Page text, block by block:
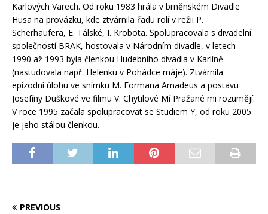
Karlových Varech. Od roku 1983 hrála v brněnském Divadle
Husa na provázku, kde ztvárnila řadu rolí v režii P.
Scherhaufera, E. Tálské, I. Krobota. Spolupracovala s divadelní
společností BRAK, hostovala v Národním divadle, v letech
1990 až 1993 byla členkou Hudebního divadla v Karlíně
(nastudovala např. Helenku v Pohádce máje). Ztvárnila
epizodní úlohu ve snímku M. Formana Amadeus a postavu
Josefíny Duškové ve filmu V. Chytilové Mí Pražané mi rozumějí.
V roce 1995 začala spolupracovat se Studiem Y, od roku 2005
je jeho stálou členkou.
PREVIOUS